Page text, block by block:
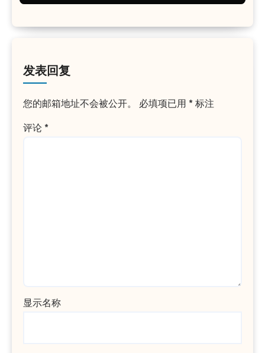
发表回复
您的邮箱地址不会被公开。 必填项已用 * 标注
评论 *
显示名称